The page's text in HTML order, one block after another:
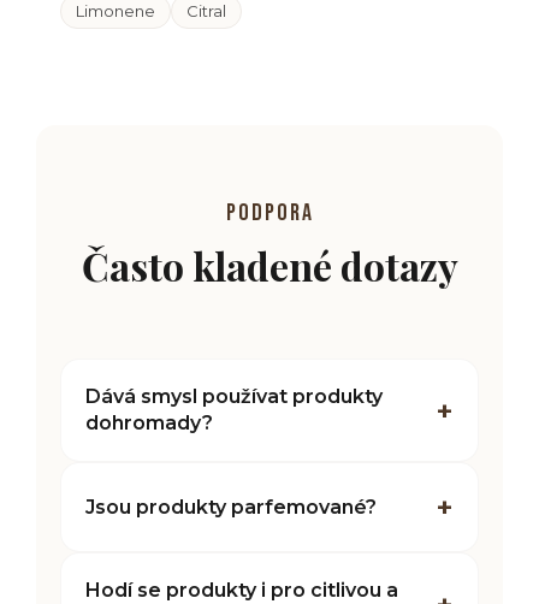
Limonene
Citral
PODPORA
Často kladené dotazy
Dává smysl používat produkty
dohromady?
Jsou produkty parfemované?
Hodí se produkty i pro citlivou a